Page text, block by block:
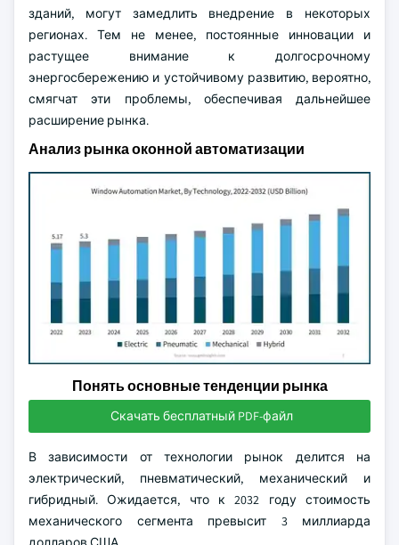
зданий, могут замедлить внедрение в некоторых
регионах. Тем не менее, постоянные инновации и
растущее внимание к долгосрочному
энергосбережению и устойчивому развитию, вероятно,
смягчат эти проблемы, обеспечивая дальнейшее
расширение рынка.
Анализ рынка оконной автоматизации
Понять основные тенденции рынка
Скачать бесплатный PDF-файл
В зависимости от технологии рынок делится на
электрический, пневматический, механический и
гибридный. Ожидается, что к 2032 году стоимость
механического сегмента превысит 3 миллиарда